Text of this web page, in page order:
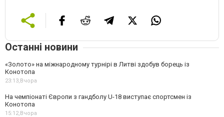
Останні новини
«Золото» на міжнародному турнірі в Литві здобув борець із
Конотопа
23:13,Вчора
На чемпіонаті Європи з гандболу U-18 виступає спортсмен із
Конотопа
15:12,Вчора